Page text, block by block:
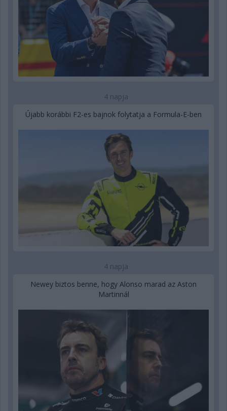
4 napja
Újabb korábbi F2-es bajnok folytatja a Formula-E-ben
4 napja
Newey biztos benne, hogy Alonso marad az Aston
Martinnál